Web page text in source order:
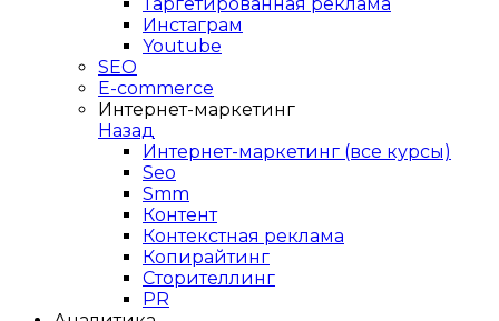
Инстаграм
Youtube
SEO
E-сommerce
Интернет-маркетинг
Назад
Интернет-маркетинг (все курсы)
Seo
Smm
Контент
Контекстная реклама
Копирайтинг
Сторителлинг
PR